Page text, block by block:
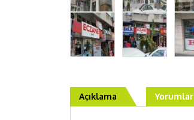
Açıklama Yorumlar